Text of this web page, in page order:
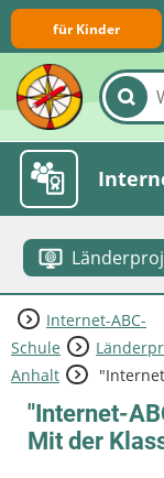
für Kinder
Internet-ABC-
Schule
Anhalt
"Internet-
Mit der